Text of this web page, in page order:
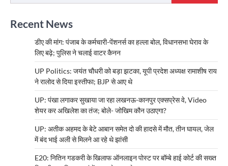
Recent News
डीए की मांग: पंजाब के कर्मचारी-पेंशनर्स का हल्ला बोल, विधानसभा घेराव के
लिए बढ़े; पुलिस ने चलाई वाटर कैनन
UP Politics: जयंत चौधरी को बड़ा झटका, यूपी प्रदेश अध्यक्ष रामाशीष राय
ने रालोद से दिया इस्तीफा; BJP से आए थे
UP: पंखा लगाकर सुखाया जा रहा लखनऊ-कानपुर एक्सप्रेस वे, Video
शेयर कर अखिलेश का तंज; बोले- जोखिम कौन उठाएगा?
UP: अतीक अहमद के बेटे आबान समेत दो की हादसे में मौत, तीन घायल, जेल
में बंद भाई अली से मिलने आ रहे थे झांसी
E20: नितिन गडकरी के खिलाफ ऑनलाइन पोस्ट पर बॉम्बे हाई कोर्ट की सख्त